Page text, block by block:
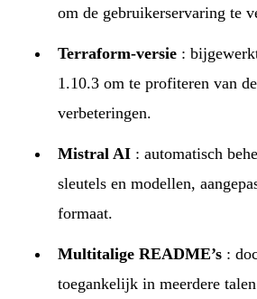
om de gebruikerservaring te
Terraform-versie :
1.10.3 om te profiteren van
verbeteringen.
Mistral AI : automatisch
sleutels en modellen,
formaat.
Multitalige README’s :
toegankelijk in meerdere